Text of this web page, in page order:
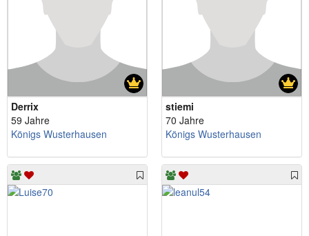
Derrix
59 Jahre
Königs Wusterhausen
stiemi
70 Jahre
Königs Wusterhausen